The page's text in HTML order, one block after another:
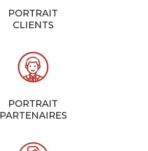
PORTRAIT
CLIENTS
PORTRAIT
PARTENAIRES